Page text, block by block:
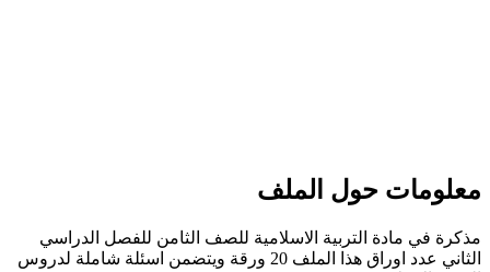
معلومات حول الملف
مذكرة في مادة التربية الاسلامية للصف الثامن للفصل الدراسي
الثاني عدد اوراق هذا الملف 20 ورقة ويتضمن اسئلة شاملة لدروس